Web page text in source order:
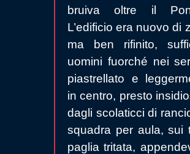
bruiva oltre il
L’edificio era nuovo di
ma ben rifinito,
uomini fuorché nei
piastrellato e
in centro, presto
dagli scolaticci di
squadra per aula, sui
paglia tritata,